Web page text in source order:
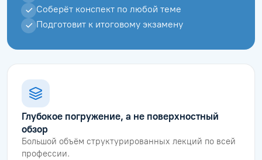
Соберёт конспект по любой теме
Подготовит к итоговому экзамену
Глубокое погружение, а не поверхностный
обзор
Большой объём структурированных лекций по всей
профессии.